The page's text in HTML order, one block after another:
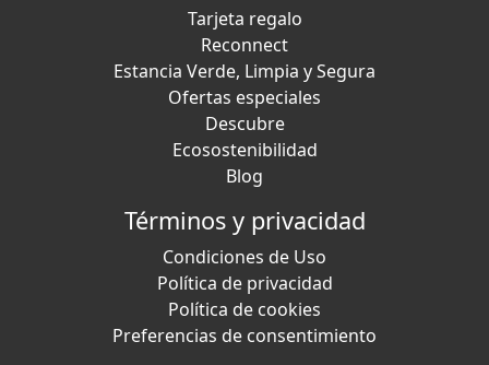
Tarjeta regalo
Reconnect
Estancia Verde, Limpia y Segura
Ofertas especiales
Descubre
Ecosostenibilidad
Blog
Términos y privacidad
Condiciones de Uso
Política de privacidad
Política de cookies
Preferencias de consentimiento